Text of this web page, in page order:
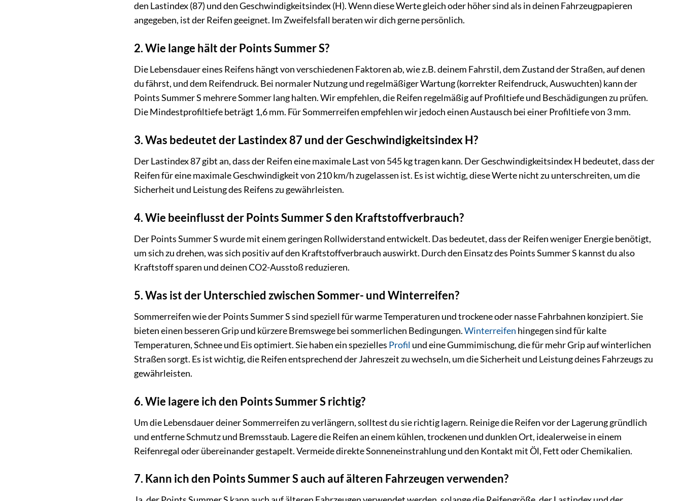
den Lastindex (87) und den Geschwindigkeitsindex (H). Wenn diese Werte gleich oder höher sind als in deinen Fahrzeugpapieren
angegeben, ist der Reifen geeignet. Im Zweifelsfall beraten wir dich gerne persönlich.
2. Wie lange hält der Points Summer S?
Die Lebensdauer eines Reifens hängt von verschiedenen Faktoren ab, wie z.B. deinem Fahrstil, dem Zustand der Straßen, auf denen
du fährst, und dem Reifendruck. Bei normaler Nutzung und regelmäßiger Wartung (korrekter Reifendruck, Auswuchten) kann der
Points Summer S mehrere Sommer lang halten. Wir empfehlen, die Reifen regelmäßig auf Profiltiefe und Beschädigungen zu prüfen.
Die Mindestprofiltiefe beträgt 1,6 mm. Für Sommerreifen empfehlen wir jedoch einen Austausch bei einer Profiltiefe von 3 mm.
3. Was bedeutet der Lastindex 87 und der Geschwindigkeitsindex H?
Der Lastindex 87 gibt an, dass der Reifen eine maximale Last von 545 kg tragen kann. Der Geschwindigkeitsindex H bedeutet, dass der
Reifen für eine maximale Geschwindigkeit von 210 km/h zugelassen ist. Es ist wichtig, diese Werte nicht zu unterschreiten, um die
Sicherheit und Leistung des Reifens zu gewährleisten.
4. Wie beeinflusst der Points Summer S den Kraftstoffverbrauch?
Der Points Summer S wurde mit einem geringen Rollwiderstand entwickelt. Das bedeutet, dass der Reifen weniger Energie benötigt,
um sich zu drehen, was sich positiv auf den Kraftstoffverbrauch auswirkt. Durch den Einsatz des Points Summer S kannst du also
Kraftstoff sparen und deinen CO2-Ausstoß reduzieren.
5. Was ist der Unterschied zwischen Sommer- und Winterreifen?
Sommerreifen wie der Points Summer S sind speziell für warme Temperaturen und trockene oder nasse Fahrbahnen konzipiert. Sie
bieten einen besseren Grip und kürzere Bremswege bei sommerlichen Bedingungen.Winterreifen hingegen sind für kalte
Temperaturen, Schnee und Eis optimiert. Sie haben ein spezielles Profil und eine Gummimischung, die für mehr Grip auf winterlichen
Straßen sorgt. Es ist wichtig, die Reifen entsprechend der Jahreszeit zu wechseln, um die Sicherheit und Leistung deines Fahrzeugs zu
gewährleisten.
6. Wie lagere ich den Points Summer S richtig?
Um die Lebensdauer deiner Sommerreifen zu verlängern, solltest du sie richtig lagern. Reinige die Reifen vor der Lagerung gründlich
und entferne Schmutz und Bremsstaub. Lagere die Reifen an einem kühlen, trockenen und dunklen Ort, idealerweise in einem
Reifenregal oder übereinander gestapelt. Vermeide direkte Sonneneinstrahlung und den Kontakt mit Öl, Fett oder Chemikalien.
7. Kann ich den Points Summer S auch auf älteren Fahrzeugen verwenden?